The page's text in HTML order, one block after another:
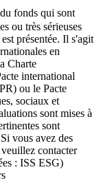
fonds qui sont
ou très sérieuses
présentée. Il s'agit
en
Charte
international
ou le Pacte
sociaux et
sont mises à
sont
vous avez des
contacter
: ISS ESG)